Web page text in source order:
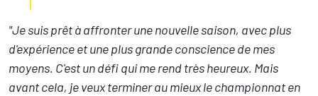
"Je suis prêt à affronter une nouvelle saison, avec plus
d'expérience et une plus grande conscience de mes
moyens. C'est un défi qui me rend très heureux. Mais
avant cela, je veux terminer au mieux le championnat en